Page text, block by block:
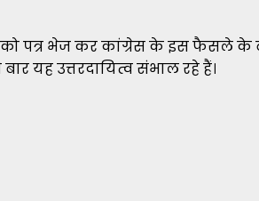
को पत्र भेज कर कांग्रेस के इस फैसले के
यह उत्तरदायित्व संभाल रहे हैं।